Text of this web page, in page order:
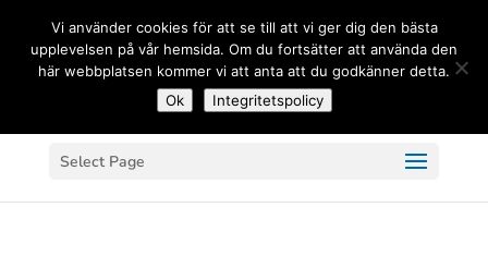
Select Page
Vi använder cookies för att se till att vi ger dig den bästa
upplevelsen på vår hemsida. Om du fortsätter att använda den
här webbplatsen kommer vi att anta att du godkänner detta.
Ok
Integritetspolicy